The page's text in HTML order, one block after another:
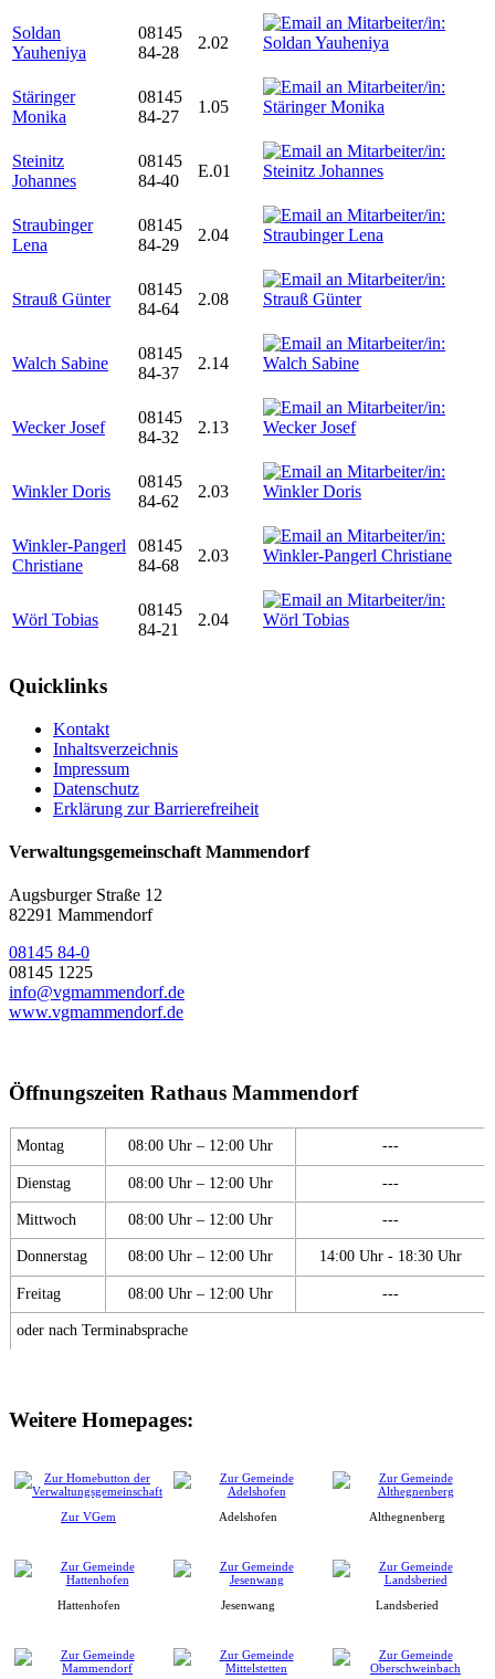
Soldan
Yauheniya
08145
84-28
2.02
Stäringer
Monika
08145
84-27
1.05
Steinitz
Johannes
08145
84-40
E.01
Straubinger
Lena
08145
84-29
2.04
Strauß Günter
08145
84-64
2.08
Walch Sabine
08145
84-37
2.14
Wecker Josef
08145
84-32
2.13
Winkler Doris
08145
84-62
2.03
Winkler-Pangerl
Christiane
08145
84-68
2.03
Wörl Tobias
08145
84-21
2.04
Quicklinks
Kontakt
Inhaltsverzeichnis
Impressum
Datenschutz
Erklärung zur Barrierefreiheit
Verwaltungsgemeinschaft Mammendorf
Augsburger Straße 12
82291 Mammendorf
08145 84-0
08145 1225
info@vgmammendorf.de
www.vgmammendorf.de
Öffnungszeiten Rathaus Mammendorf
Montag 08:00 Uhr – 12:00 Uhr ---
Dienstag 08:00 Uhr – 12:00 Uhr ---
Mittwoch 08:00 Uhr – 12:00 Uhr ---
Donnerstag 08:00 Uhr – 12:00 Uhr 14:00 Uhr - 18:30 Uhr
Freitag 08:00 Uhr – 12:00 Uhr ---
oder nach Terminabsprache
Weitere Homepages:
Zur VGem Adelshofen Althegnenberg
Hattenhofen Jesenwang Landsberied